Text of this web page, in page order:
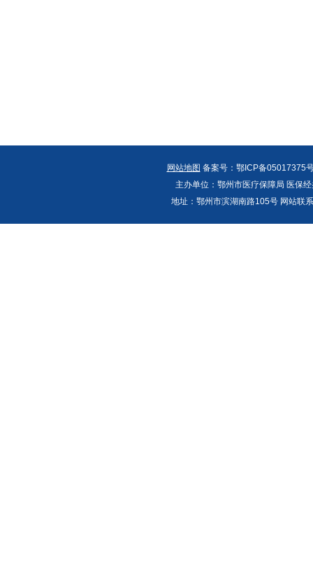
网站地图 备案号：鄂ICP备05017375
主办单位：鄂州市医疗保障局 医保
地址：鄂州市滨湖南路105号 网站